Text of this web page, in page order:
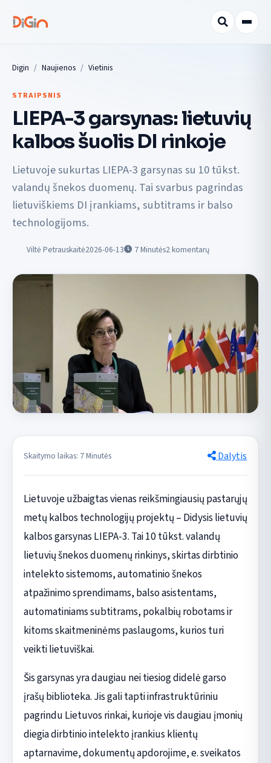
Digin Naujienos Vietinis
STRAIPSNIS
LIEPA-3 garsynas: lietuvių
kalbos šuolis DI rinkoje
Lietuvoje sukurtas LIEPA-3 garsynas su 10 tūkst.
valandų šnekos duomenų. Tai svarbus pagrindas
lietuviškiems DI įrankiams, subtitrams ir balso
technologijoms.
Viltė Petrauskaitė2026-06-13 7Minutės2 komentarų
Skaitymo laikas: 7 Minutės Dalytis
Lietuvoje užbaigtas vienas reikšmingiausių pastarųjų
metų kalbos technologijų projektų – Didysis lietuvių
kalbos garsynas LIEPA-3. Tai 10 tūkst. valandų
lietuvių šnekos duomenų rinkinys, skirtas dirbtinio
intelekto sistemoms, automatinio šnekos
atpažinimo sprendimams, balso asistentams,
automatiniams subtitrams, pokalbių robotams ir
kitoms skaitmeninėms paslaugoms, kurios turi
veikti lietuviškai.
Šis garsynas yra daugiau nei tiesiog didelė garso
įrašų biblioteka. Jis gali tapti infrastruktūriniu
pagrindu Lietuvos rinkai, kurioje vis daugiau įmonių
diegia dirbtinio intelekto įrankius klientų
aptarnavime, dokumentų apdorojime, e. sveikatos